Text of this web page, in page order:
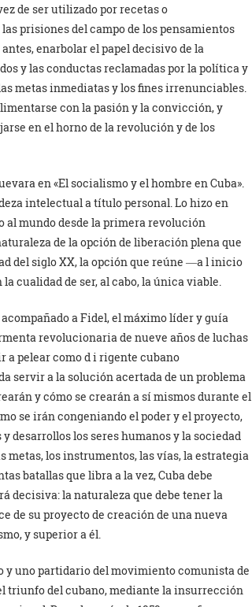
de ser utilizado por recetas o
prisiones del campo de los pensamientos
enarbolar el papel decisivo de la
y las conductas reclamadas por la política y
metas inmediatas y los fines irrenunciables.
con la pasión y la convicción, y
en el horno de la revolución y de los
en «El socialismo y el hombre en Cuba».
intelectual a título personal. Lo hizo en
al mundo desde la primera revolución
de la opción de liberación plena que
del siglo XX, la opción que reúne ―a l inicio
cualidad de ser, al cabo, la única viable.
a Fidel, el máximo líder y guía
revolucionaria de nueve años de luchas
a pelear como d i rigente cubano
servir a la solución acertada de un problema
y cómo se crearán a sí mismos durante el
se irán congeniando el poder y el proyecto,
desarrollos los seres humanos y la sociedad
los instrumentos, las vías, la estrategia
batallas que libra a la vez, Cuba debe
decisiva: la naturaleza que debe tener la
de su proyecto de creación de una nueva
y superior a él.
uno partidario del movimiento comunista de
triunfo del cubano, mediante la insurrección